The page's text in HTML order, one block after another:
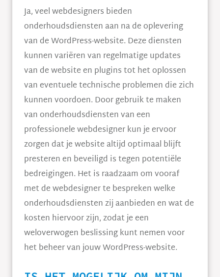
Ja, veel webdesigners bieden
onderhoudsdiensten aan na de oplevering
van de WordPress-website. Deze diensten
kunnen variëren van regelmatige updates
van de website en plugins tot het oplossen
van eventuele technische problemen die zich
kunnen voordoen. Door gebruik te maken
van onderhoudsdiensten van een
professionele webdesigner kun je ervoor
zorgen dat je website altijd optimaal blijft
presteren en beveiligd is tegen potentiële
bedreigingen. Het is raadzaam om vooraf
met de webdesigner te bespreken welke
onderhoudsdiensten zij aanbieden en wat de
kosten hiervoor zijn, zodat je een
weloverwogen beslissing kunt nemen voor
het beheer van jouw WordPress-website.